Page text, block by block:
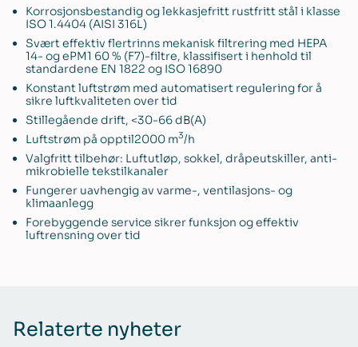
Korrosjonsbestandig og lekkasjefritt rustfritt stål i klasse
ISO 1.4404 (AISI 316L)
Svært effektiv flertrinns mekanisk filtrering med HEPA
14- og ePM1 60 % (F7)-filtre, klassifisert i henhold til
standardene EN 1822 og ISO 16890
Konstant luftstrøm med automatisert regulering for å
sikre luftkvaliteten over tid
Stillegående drift, <30-66 dB(A)
Luftstrøm på opptil2000 m3/h
Valgfritt tilbehør: Luftutløp, sokkel, dråpeutskiller, anti-
mikrobielle tekstilkanaler
Fungerer uavhengig av varme-, ventilasjons- og
klimaanlegg
Forebyggende service sikrer funksjon og effektiv
luftrensning over tid
Relaterte nyheter